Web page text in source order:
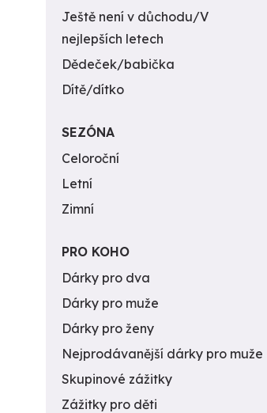
Ještě není v důchodu/V
nejlepších letech
Dědeček/babička
Dítě/dítko
SEZÓNA
Celoroční
Letní
Zimní
PRO KOHO
Dárky pro dva
Dárky pro muže
Dárky pro ženy
Nejprodávanější dárky pro muže
Skupinové zážitky
Zážitky pro děti